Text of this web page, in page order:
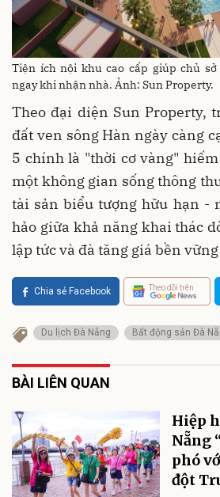
Tiện ích nội khu cao cấp giúp chủ
ngay khi nhận nhà. Ảnh: Sun Property.
Theo đại diện Sun Property,
đất ven sông Hàn ngày càng
5 chính là "thời cơ vàng"
một không gian sống thông
tài sản biểu tượng hữu hạn -
hảo giữa khả năng khai thác
lập tức và đà tăng giá bền
Chia sẻ Facebook Theo dõi trên
Du lịch Đà Nẵng Bất động sản Đà
BÀI LIÊN QUAN
Hiệp
Nẵng
phó
đột